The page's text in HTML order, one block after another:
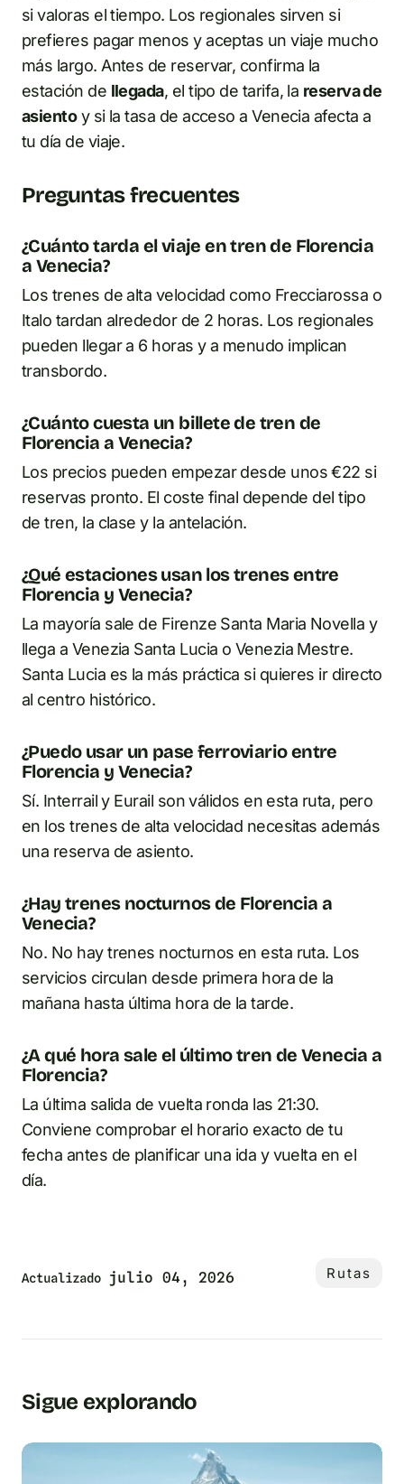
si valoras el tiempo. Los regionales sirven si
prefieres pagar menos y aceptas un viaje mucho
más largo. Antes de reservar, confirma la
estación de llegada, el tipo de tarifa, la reserva de
asientoy si la tasa de acceso a Venecia afecta a
tu día de viaje.
Preguntas frecuentes
¿Cuánto tarda el viaje en tren de Florencia
a Venecia?
Los trenes de alta velocidad como Frecciarossa o
Italo tardan alrededor de 2 horas. Los regionales
pueden llegar a 6 horas y a menudo implican
transbordo.
¿Cuánto cuesta un billete de tren de
Florencia a Venecia?
Los precios pueden empezar desde unos €22 si
reservas pronto. El coste final depende del tipo
de tren, la clase y la antelación.
¿Qué estaciones usan los trenes entre
Florencia y Venecia?
La mayoría sale de Firenze Santa Maria Novella y
llega a Venezia Santa Lucia o Venezia Mestre.
Santa Lucia es la más práctica si quieres ir directo
al centro histórico.
¿Puedo usar un pase ferroviario entre
Florencia y Venecia?
Sí. Interrail y Eurail son válidos en esta ruta, pero
en los trenes de alta velocidad necesitas además
una reserva de asiento.
¿Hay trenes nocturnos de Florencia a
Venecia?
No. No hay trenes nocturnos en esta ruta. Los
servicios circulan desde primera hora de la
mañana hasta última hora de la tarde.
¿A qué hora sale el último tren de Venecia a
Florencia?
La última salida de vuelta ronda las 21:30.
Conviene comprobar el horario exacto de tu
fecha antes de planificar una ida y vuelta en el
día.
Actualizado julio 04, 2026 Rutas
Sigue explorando